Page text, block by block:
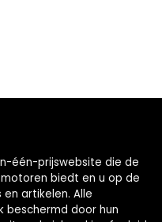
één-prijswebsite die de
biedt en u op de
artikelen. Alle
beschermd door hun